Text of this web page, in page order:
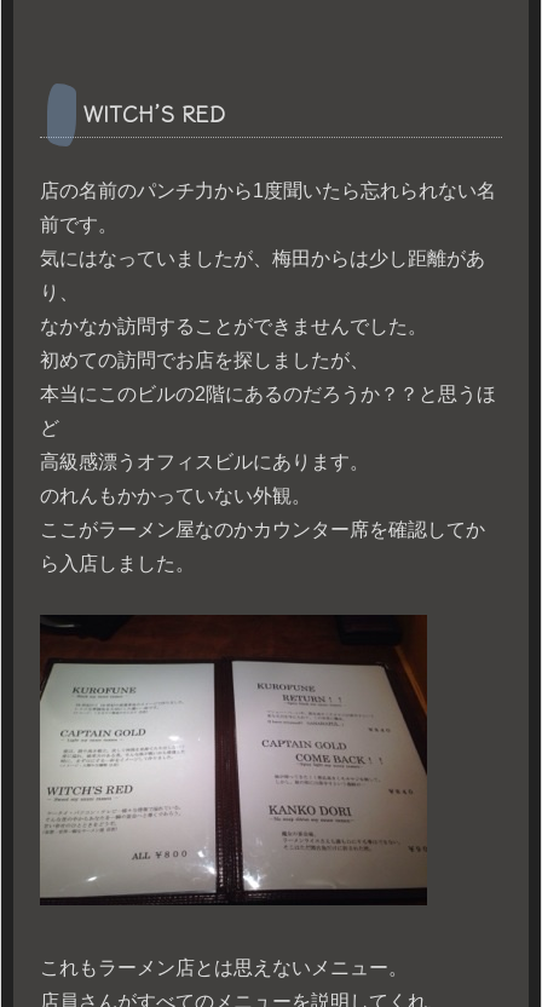
WITCH’S RED
店の名前のパンチ力から1度聞いたら忘れられない名
前です。
気にはなっていましたが、梅田からは少し距離があ
り、
なかなか訪問することができませんでした。
初めての訪問でお店を探しましたが、
本当にこのビルの2階にあるのだろうか？？と思うほ
ど
高級感漂うオフィスビルにあります。
のれんもかかっていない外観。
ここがラーメン屋なのかカウンター席を確認してか
ら入店しました。
これもラーメン店とは思えないメニュー。
店員さんがすべてのメニューを説明してくれ、